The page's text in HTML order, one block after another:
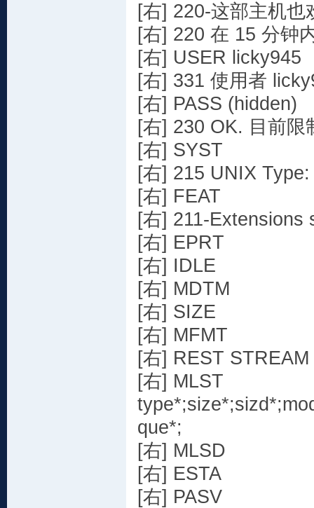
[右] 220-这部主机也
[右] 220 在 15 分钟
[右] USER licky945
[右] 331 使用者
[右] PASS (hidden)
[右] 230 OK. 目前限
[右] SYST
[右] 215 UNIX
[右] FEAT
[右] 211-Extensions
[右] EPRT
[右] IDLE
[右] MDTM
[右] SIZE
[右] MFMT
[右] REST STREAM
[右] MLST
que*;
[右] MLSD
[右] ESTA
[右] PASV